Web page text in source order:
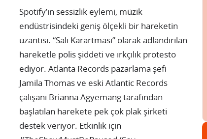
Spotify’ın sessizlik eylemi, müzik
endüstrisindeki geniş ölçekli bir hareketin
uzantısı. “Salı Karartması” olarak adlandırılan
hareketle polis şiddeti ve ırkçılık protesto
ediyor. Atlanta Records pazarlama şefi
Jamila Thomas ve eski Atlantic Records
çalışanı Brianna Agyemang tarafından
başlatılan harekete pek çok plak şirketi
destek veriyor. Etkinlik için